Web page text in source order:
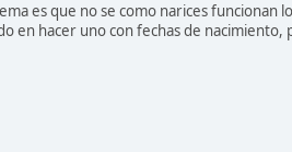
es que no se como narices funcionan
en hacer uno con fechas de nacimiento,